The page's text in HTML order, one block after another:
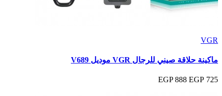
VGR
ماكينة حلاقة صيني للرجال VGR موديل V689
725 EGP
888 EGP